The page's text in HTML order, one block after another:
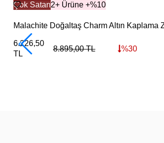
Çok Satan2+ Ürüne +%10
Malachite Doğaltaş Charm Altın Kaplama
6.226,50
TL
8.895,00TL %30